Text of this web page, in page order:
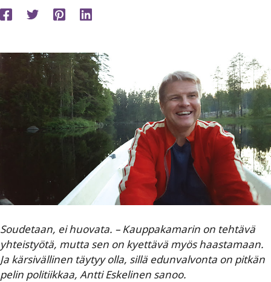
Soudetaan, ei huovata. – Kauppakamarin on tehtävä
yhteistyötä, mutta sen on kyettävä myös haastamaan.
Ja kärsivällinen täytyy olla, sillä edunvalvonta on pitkän
pelin politiikkaa, Antti Eskelinen sanoo.